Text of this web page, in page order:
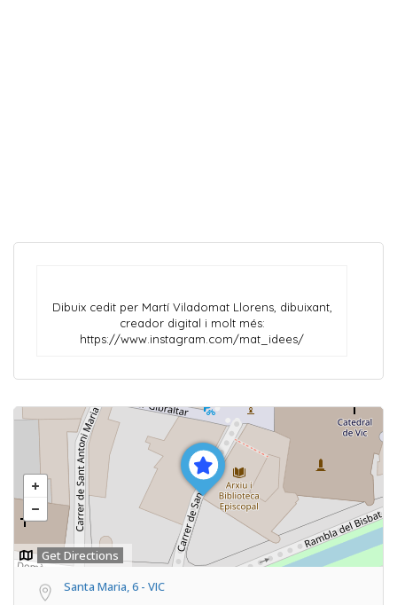
Dibuix cedit per Martí Viladomat Llorens, dibuixant,
creador digital i molt més:
https://www.instagram.com/mat_idees/
Get Directions
Santa Maria, 6 - VIC